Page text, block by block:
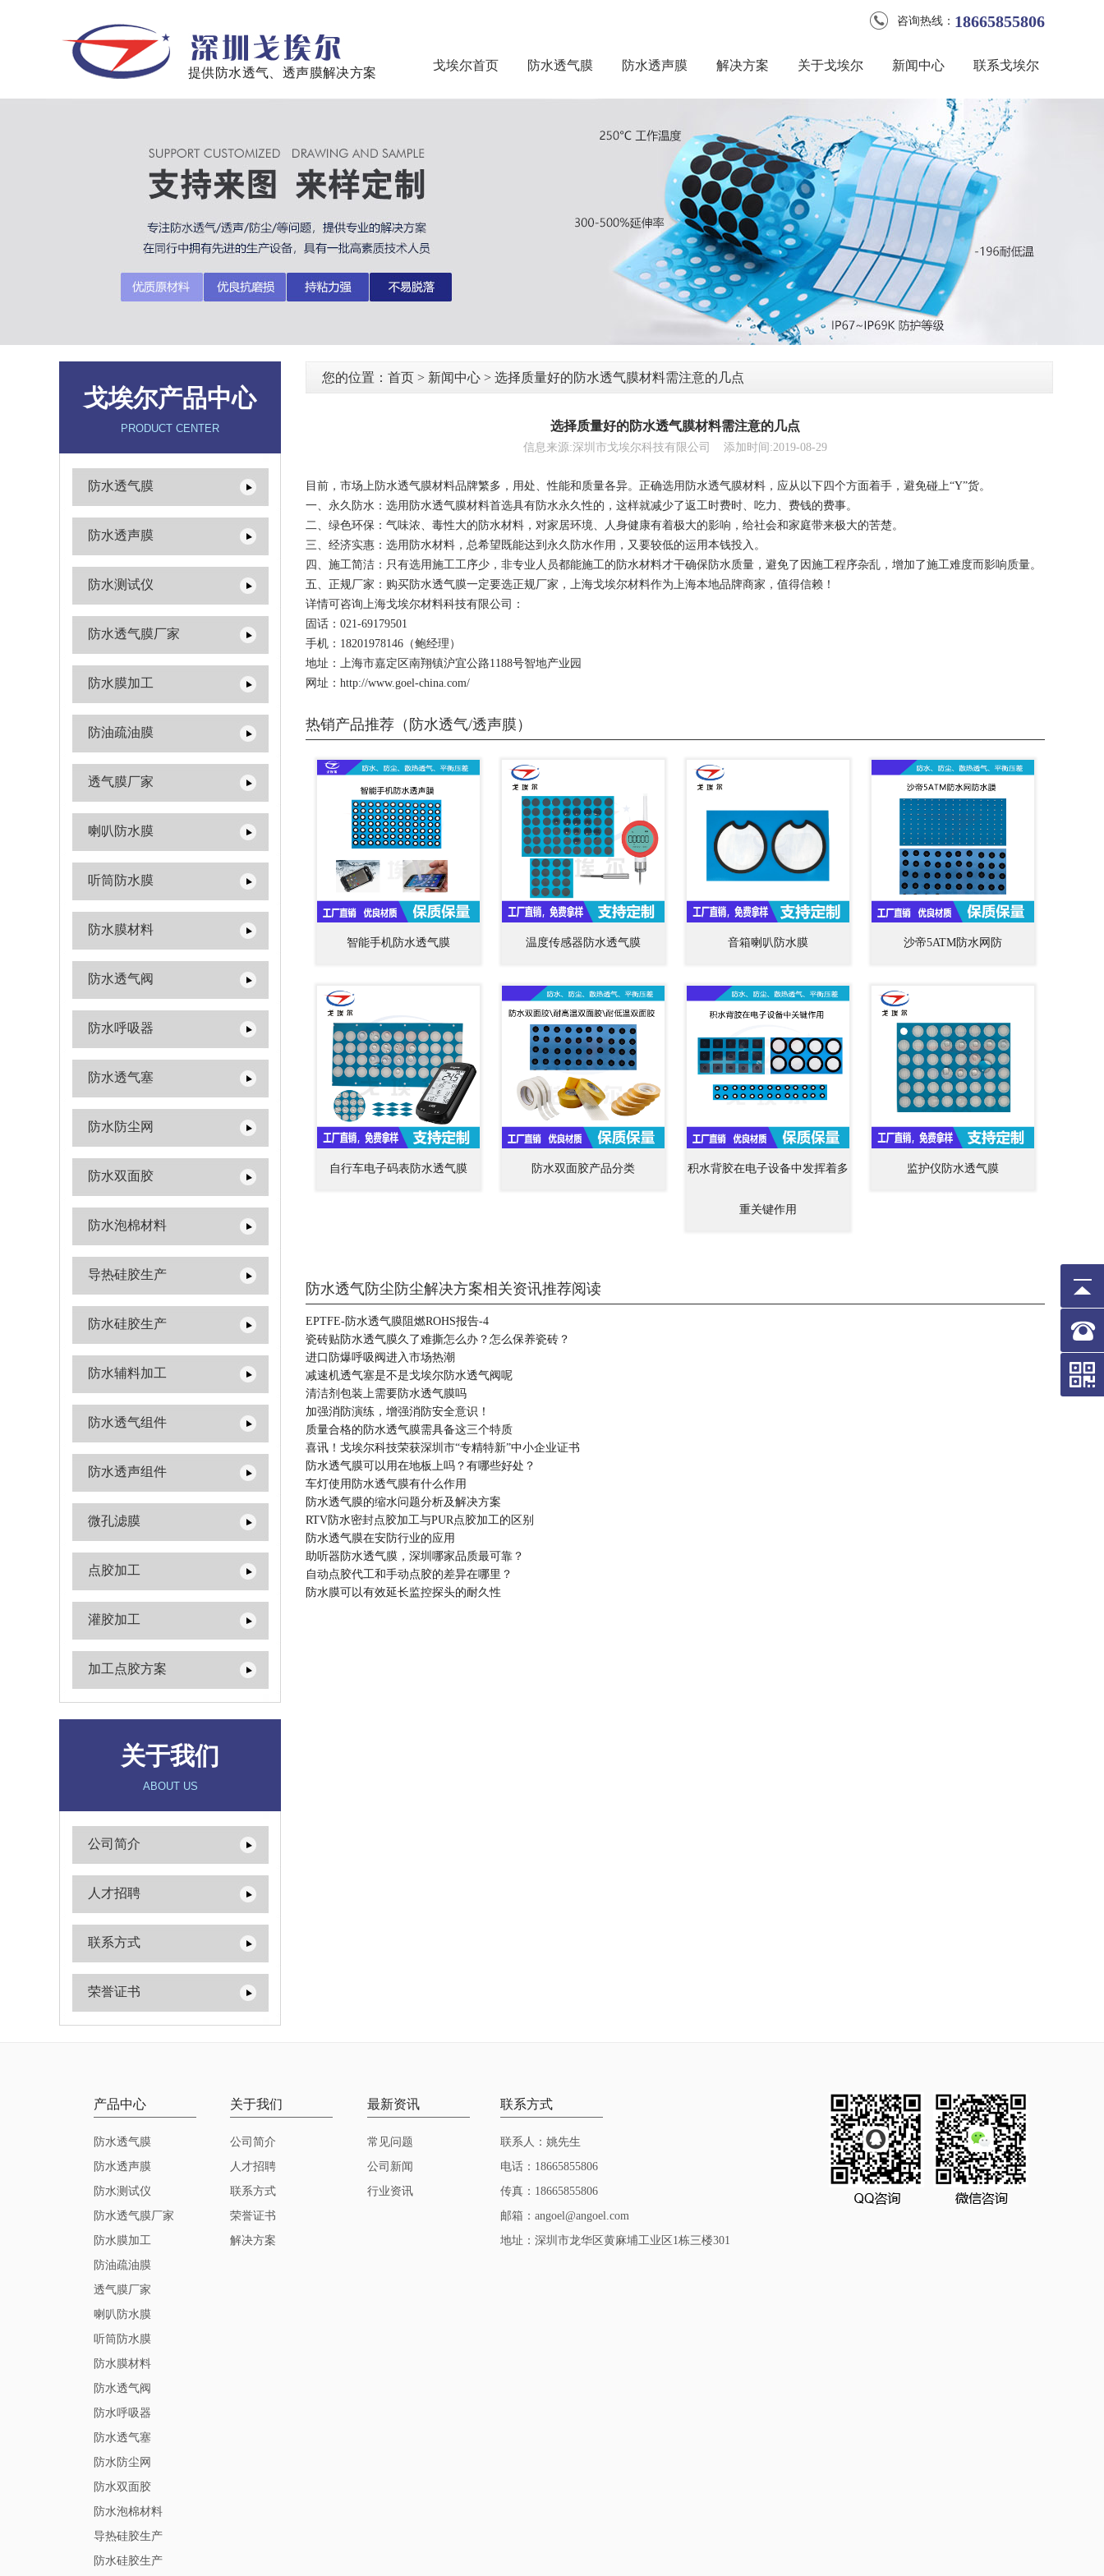
提供防水透气、透声膜解决方案
18665855806
咨询热线：
戈埃尔首页 防水透气膜 防水透声膜 解决方案 关于戈埃尔 新闻中心 联系戈埃尔
戈埃尔产品中心
PRODUCT CENTER
防水透气膜
防水透声膜
防水测试仪
防水透气膜厂家
防水膜加工
防油疏油膜
透气膜厂家
喇叭防水膜
听筒防水膜
防水膜材料
防水透气阀
防水呼吸器
防水透气塞
防水防尘网
防水双面胶
防水泡棉材料
导热硅胶生产
防水硅胶生产
防水辅料加工
防水透气组件
防水透声组件
微孔滤膜
点胶加工
灌胶加工
加工点胶方案
关于我们
ABOUT US
公司简介
人才招聘
联系方式
荣誉证书
您的位置： 首页 > 新闻中心 > 选择质量好的防水透气膜材料需注意的几点
选择质量好的防水透气膜材料需注意的几点
信息来源:深圳市戈埃尔科技有限公司 添加时间:2019-08-29
目前，市场上防水透气膜材料品牌繁多，用处、性能和质量各异。正确选用防水透气膜材料，应从以下四个方面着手，避免碰上“Y”货。
一、永久防水：选用防水透气膜材料首选具有防水永久性的，这样就减少了返工时费时、吃力、费钱的费事。
二、绿色环保：气味浓、毒性大的防水材料，对家居环境、人身健康有着极大的影响，给社会和家庭带来极大的苦楚。
三、经济实惠：选用防水材料，总希望既能达到永久防水作用，又要较低的运用本钱投入。
四、施工简洁：只有选用施工工序少，非专业人员都能施工的防水材料才干确保防水质量，避免了因施工程序杂乱，增加了施工难度而影响质量。
五、正规厂家：购买防水透气膜一定要选正规厂家，上海戈埃尔材料作为上海本地品牌商家，值得信赖！
详情可咨询上海戈埃尔材料科技有限公司：
固话：021-69179501
手机：18201978146（鲍经理）
地址：上海市嘉定区南翔镇沪宜公路1188号智地产业园
网址：http://www.goel-china.com/
热销产品推荐（防水透气/透声膜）
智能手机防水透气膜 温度传感器防水透气膜 音箱喇叭防水膜 沙帝5ATM防水网防
自行车电子码表防水透气膜 防水双面胶产品分类 积水背胶在电子设备中发挥着多
重关键作用
监护仪防水透气膜
防水透气防尘防尘解决方案相关资讯推荐阅读
EPTFE-防水透气膜阻燃ROHS报告-4
瓷砖贴防水透气膜久了难撕怎么办？怎么保养瓷砖？
进口防爆呼吸阀进入市场热潮
减速机透气塞是不是戈埃尔防水透气阀呢
清洁剂包装上需要防水透气膜吗
加强消防演练，增强消防安全意识！
质量合格的防水透气膜需具备这三个特质
喜讯！戈埃尔科技荣获深圳市“专精特新”中小企业证书
防水透气膜可以用在地板上吗？有哪些好处？
车灯使用防水透气膜有什么作用
防水透气膜的缩水问题分析及解决方案
RTV防水密封点胶加工与PUR点胶加工的区别
防水透气膜在安防行业的应用
助听器防水透气膜，深圳哪家品质最可靠？
自动点胶代工和手动点胶的差异在哪里？
防水膜可以有效延长监控探头的耐久性
产品中心
防水透气膜
防水透声膜
防水测试仪
防水透气膜厂家
防水膜加工
防油疏油膜
透气膜厂家
喇叭防水膜
听筒防水膜
防水膜材料
防水透气阀
防水呼吸器
防水透气塞
防水防尘网
防水双面胶
防水泡棉材料
导热硅胶生产
防水硅胶生产
关于我们
公司简介
人才招聘
联系方式
荣誉证书
解决方案
最新资讯
常见问题
公司新闻
行业资讯
联系方式
联系人：姚先生
电话：18665855806
传真：18665855806
邮箱：angoel@angoel.com
地址：深圳市龙华区黄麻埔工业区1栋三楼301